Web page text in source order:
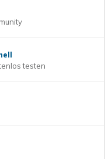
testen